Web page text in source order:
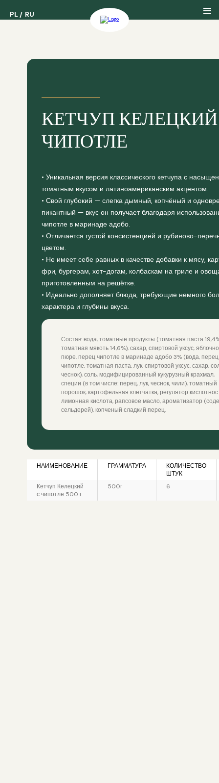
PL RU
PL RU
Our History
Our Awards
КЕТЧУП
ЧИПОТЛЕ
• Уникальная версия классического кетчупа с
томатным вкусом и латиноамериканским акцентом.
• Свой глубокий — слегка дымный, копчёный и
пикантный — вкус он получает благодаря
чипотле в маринаде адобо.
• Отличается густой консистенцией и рубиново-
цветом.
• Не имеет себе равных в качестве добавки к мясу,
фри, бургерам, хот-догам, колбаскам на гриле и
приготовленным на решётке.
• Идеально дополняет блюда, требующие немного
характера и глубины вкуса.
Состав: вода, томатные продукты (томатная паста
томатная мякоть 14,6%), сахар, спиртовой уксус,
пюре, перец чипотле в маринаде адобо 3% (вода, перец
чипотле, томатная паста, лук, спиртовой уксус, сахар,
чеснок), соль, модифицированный кукурузный крахмал,
специи (в том числе: перец, лук, чеснок, чили), томатный
порошок, картофельная клетчатка, регулятор
лимонная кислота, рапсовое масло, ароматизатор
сельдерей), копченый сладкий перец.
НАИМЕНОВАНИЕ ГРАММАТУРА
КОЛИЧЕСТВО
ШТУК
Кетчуп Келецкий
с чипотле 500 г
500г 6